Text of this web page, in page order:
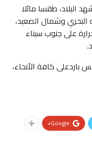
البلاد، طقسا مائلا
البحري وشمال الصعيد،
على جنوب سيناء
باردعلى كافة الأنحاء،
Google+